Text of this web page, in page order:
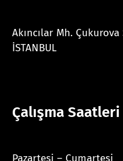
Akıncılar Mh.
İSTANBUL
Çalışma Saatleri
Pazartesi – Cumartesi